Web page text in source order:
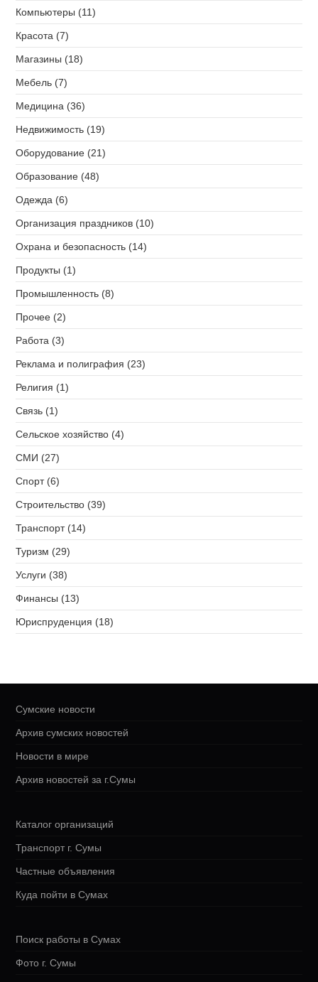
Компьютеры (11)
Красота (7)
Магазины (18)
Мебель (7)
Медицина (36)
Недвижимость (19)
Оборудование (21)
Образование (48)
Одежда (6)
Организация праздников (10)
Охрана и безопасность (14)
Продукты (1)
Промышленность (8)
Прочее (2)
Работа (3)
Реклама и полиграфия (23)
Религия (1)
Связь (1)
Сельское хозяйство (4)
СМИ (27)
Спорт (6)
Строительство (39)
Транспорт (14)
Туризм (29)
Услуги (38)
Финансы (13)
Юриспруденция (18)
Сумские новости
Архив сумских новостей
Новости в мире
Архив новостей за г.Сумы
Каталог организаций
Транспорт г. Сумы
Частные объявления
Куда пойти в Сумах
Поиск работы в Сумах
Фото г. Сумы